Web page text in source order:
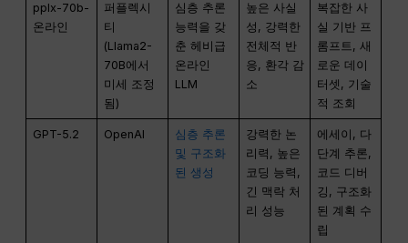
pplx-70b-
온라인
퍼플렉시
티
(Llama2-
70B에서
미세 조정
됨)
심층 추론
능력을 갖
춘 헤비급
온라인
LLM
높은 사실
성, 강력한
전체적 반
응, 환각 감
소
복잡한 사
실 기반 프
롬프트, 새
로운 데이
터셋, 기술
적 조회
GPT-5.2 OpenAI
심층 추론
및 구조화
된 생성
강력한 논
리력, 높은
코딩 능력,
긴 맥락 처
리 성능
에세이, 다
단계 추론,
코드 디버
깅, 구조화
된 계획 수
립